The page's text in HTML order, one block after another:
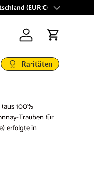
Region (EUR €)
Einloggen
Raritäten
100%
Trauben für
erfolgte in